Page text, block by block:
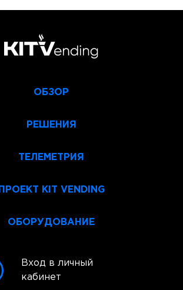
ОБЗОР
РЕШЕНИЯ
ТЕЛЕМЕТРИЯ
ПРОЕКТ KIT VENDING
ОБОРУДОВАНИЕ
Вход в личный
кабинет